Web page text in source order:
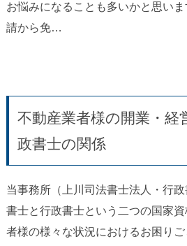
お悩みになることも多いかと思い
請から免…
不動産業者様の開業・経
政書士の関係
当事務所（上川司法書士法人・行
書士と行政書士という二つの国家
者様の様々な状況におけるお困り